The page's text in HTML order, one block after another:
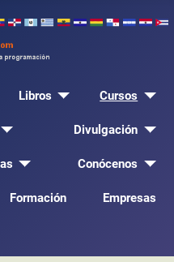
Libros Cursos
Divulgación
Conócenos
Formación Empresas